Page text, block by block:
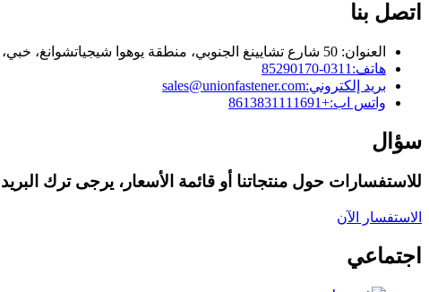
اتصل بنا
العنوان: 50 شارع تشايينغ الجنوبي، منطقة يوهوا شيجياتشوانغ، خبي، الصين
هاتف: 0311-85290170
بريد إلكتروني:sales@unionfastener.com
واتس اب:+8613831111691
سؤال
للاستفسارات حول منتجاتنا أو قائمة الأسعار، يرجى ترك البريد
الاستفسار الآن
اجتماعي